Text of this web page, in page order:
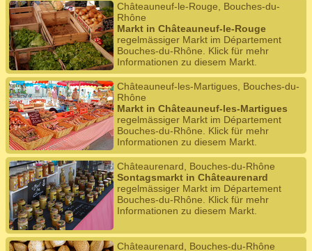
Châteauneuf-le-Rouge, Bouches-du-
Rhône
Markt in Châteauneuf-le-Rouge
regelmässiger Markt im Département
Bouches-du-Rhône. Klick für mehr
Informationen zu diesem Markt.
Châteauneuf-les-Martigues, Bouches-du-
Rhône
Markt in Châteauneuf-les-Martigues
regelmässiger Markt im Département
Bouches-du-Rhône. Klick für mehr
Informationen zu diesem Markt.
Châteaurenard, Bouches-du-Rhône
Sontagsmarkt in Châteaurenard
regelmässiger Markt im Département
Bouches-du-Rhône. Klick für mehr
Informationen zu diesem Markt.
Châteaurenard, Bouches-du-Rhône